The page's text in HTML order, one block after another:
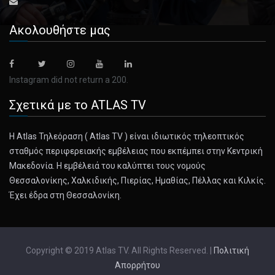
Harris Staffers Went Rogue to Reach Bl ...
Worried that the campaign was neglecting voters of color in
Philadelph [...]
December 7, 2024
The involvement of wealthy investors has made this
presidential transi [...]
December 7, 2024
Donald J. Trump has successfully defeated or impeded
Ακολουθήστε μας
Instagram did not return a 200.
Σχετικά με το ATLAS TV
Η Atlas Τηλεόραση ( Atlas TV ) είναι ιδιωτικός τηλεοπτικός
σταθμός περιφερειακής εμβέλειας που εκπέμπει στην Κεντρική
Μακεδονία. Η εμβέλειά του καλύπτει τους νομούς
Θεσσαλονίκης, Χαλκιδικής, Πιερίας, Ημαθίας, Πέλλας και Κιλκίς.
Έχει έδρα στη Θεσσαλονίκη.
Copyright © 2019 Atlas TV. All Rights Reserved. |
Πολιτική
Απορρήτου